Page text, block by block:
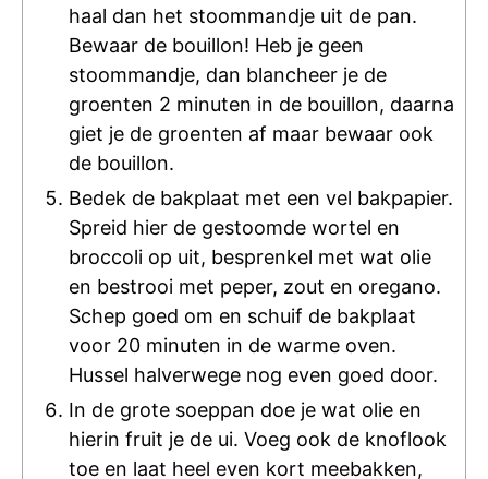
haal dan het stoommandje uit de pan.
Bewaar de bouillon! Heb je geen
stoommandje, dan blancheer je de
groenten 2 minuten in de bouillon, daarna
giet je de groenten af maar bewaar ook
de bouillon.
Bedek de bakplaat met een vel bakpapier.
Spreid hier de gestoomde wortel en
broccoli op uit, besprenkel met wat olie
en bestrooi met peper, zout en oregano.
Schep goed om en schuif de bakplaat
voor 20 minuten in de warme oven.
Hussel halverwege nog even goed door.
In de grote soeppan doe je wat olie en
hierin fruit je de ui. Voeg ook de knoflook
toe en laat heel even kort meebakken,